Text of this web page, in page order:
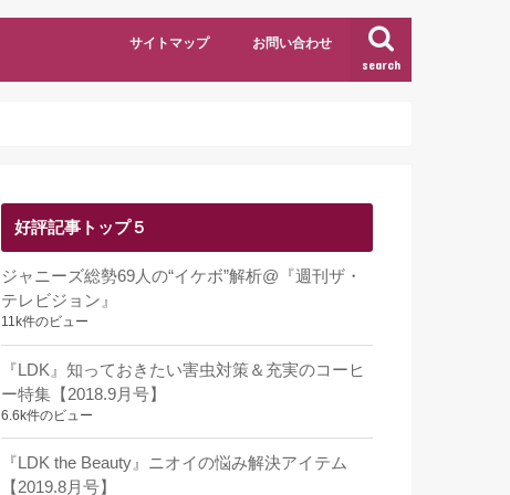
search
サイトマップ お問い合わせ
好評記事トップ５
ジャニーズ総勢69人の“イケボ”解析@『週刊ザ・
テレビジョン』
11k件のビュー
『LDK』知っておきたい害虫対策＆充実のコーヒ
ー特集【2018.9月号】
6.6k件のビュー
『LDK the Beauty』ニオイの悩み解決アイテム
【2019.8月号】